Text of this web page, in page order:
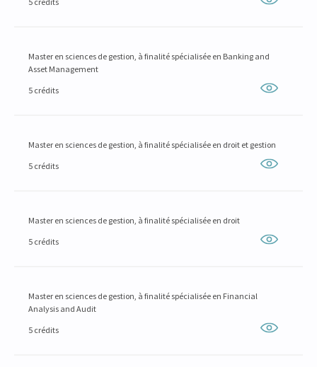
Master en sciences de gestion, à finalité spécialisée en Banking and
Asset Management
5 crédits
Master en sciences de gestion, à finalité spécialisée en droit et gestion
5 crédits
Master en sciences de gestion, à finalité spécialisée en droit
5 crédits
Master en sciences de gestion, à finalité spécialisée en Financial
Analysis and Audit
5 crédits